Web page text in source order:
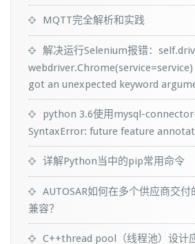
MQTT完全解析和实践
解决运行Selenium报错：
webdriver.Chrome(service=service)
got an unexpected keyword
python 3.6使用mysql-
SyntaxError: future feature
详解Python当中的pip常用命令
AUTOSAR如何在多个供应商交
兼容？
C++thread pool（线程池）设计